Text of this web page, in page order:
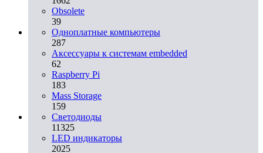
Obsolete
39
Одноплатные компьютеры
287
Аксессуары к системам embedded
62
Raspberry Pi
183
Mass Storage
159
Светодиоды
11325
LED индикаторы
2025